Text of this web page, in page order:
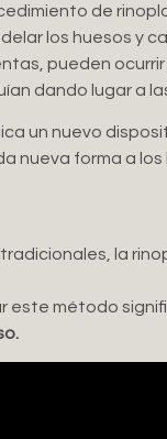
de
los huesos y
pueden
dando lugar a
un nuevo
nueva forma a
la
este método